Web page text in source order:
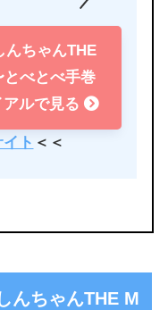
んちゃんTHE
べとべ手巻
ルで見る
ト ＜＜
んちゃんTHE M